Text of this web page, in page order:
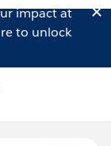
impact at
to unlock